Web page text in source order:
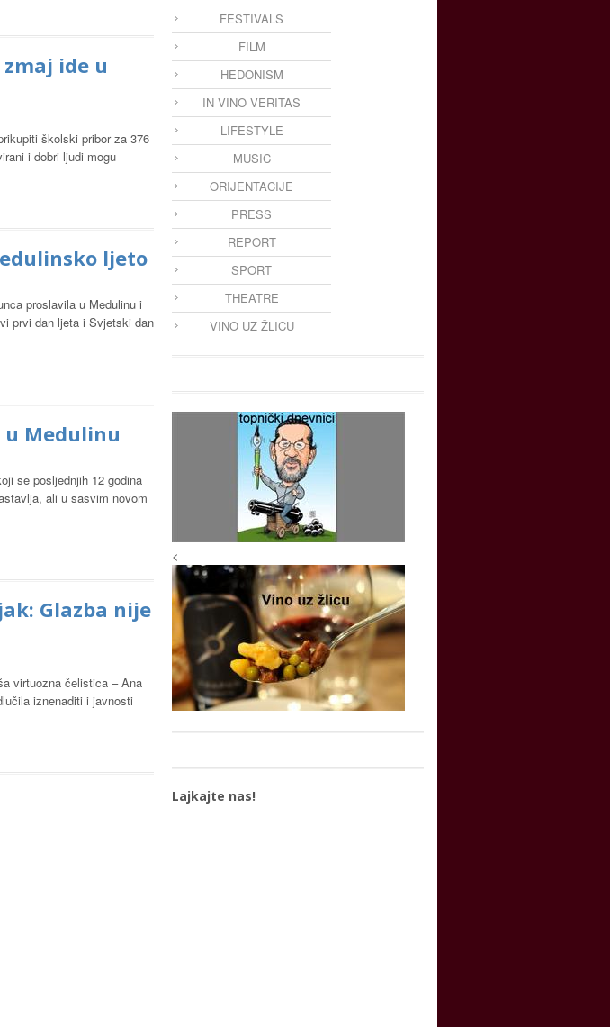
ide u
školski pribor za 376
i dobri ljudi mogu
ljeto
proslavila u Medulinu i
prvi dan ljeta i Svjetski dan
u Medulinu
se posljednjih 12 godina
ali u sasvim novom
Glazba nije
virtuozna čelistica – Ana
iznenaditi i javnosti
FESTIVALS
FILM
HEDONISM
IN VINO VERITAS
LIFESTYLE
MUSIC
ORIJENTACIJE
PRESS
REPORT
SPORT
THEATRE
VINO UZ ŽLICU
<
Lajkajte nas!